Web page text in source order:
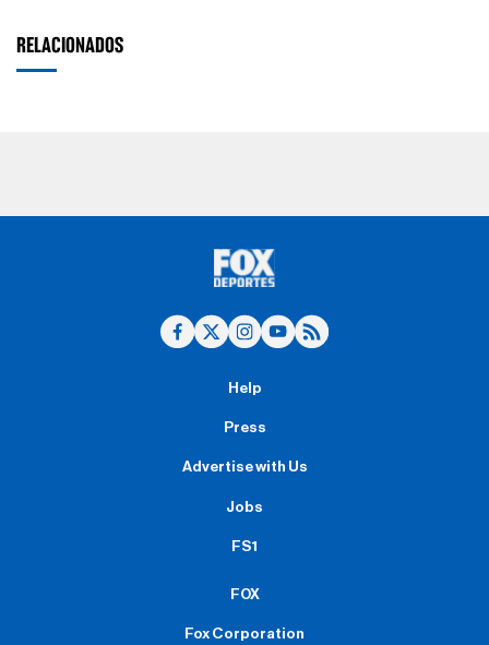
RELACIONADOS
Help
Press
Advertise with Us
Jobs
FS1
FOX
Fox Corporation